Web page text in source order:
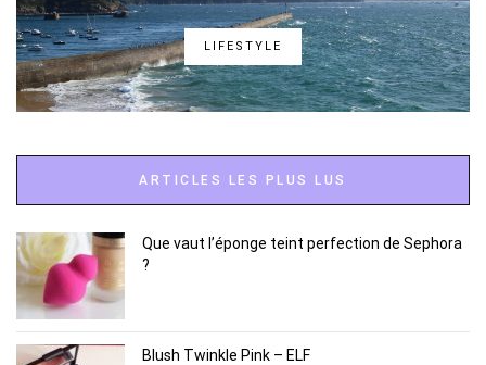
LIFESTYLE
ARTICLES LES PLUS LUS
Que vaut l’éponge teint perfection de Sephora
?
Blush Twinkle Pink – ELF